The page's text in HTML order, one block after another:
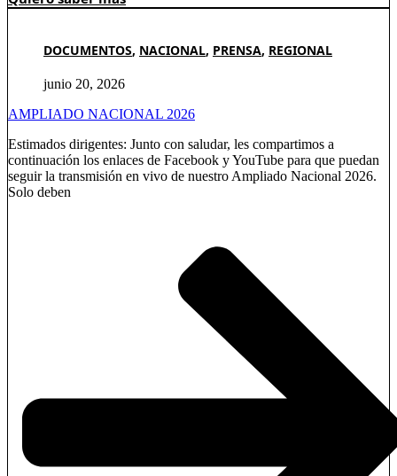
DOCUMENTOS, NACIONAL, PRENSA, REGIONAL
junio 20, 2026
AMPLIADO NACIONAL 2026
Estimados dirigentes: Junto con saludar, les compartimos a
continuación los enlaces de Facebook y YouTube para que puedan
seguir la transmisión en vivo de nuestro Ampliado Nacional 2026.
Solo deben